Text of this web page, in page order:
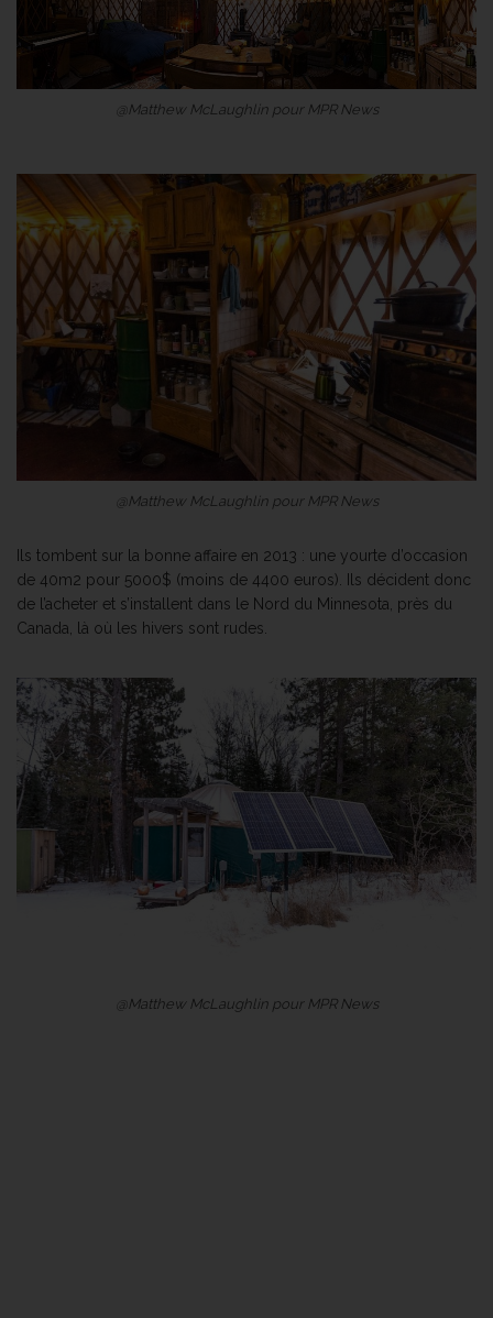
@Matthew McLaughlin pour MPR News
@Matthew McLaughlin pour MPR News
Ils tombent sur la bonne affaire en 2013 : une yourte d’occasion
de 40m2 pour 5000$ (moins de 4400 euros). Ils décident donc
de l’acheter et s’installent dans le Nord du Minnesota, près du
Canada, là où les hivers sont rudes.
@Matthew McLaughlin pour MPR News